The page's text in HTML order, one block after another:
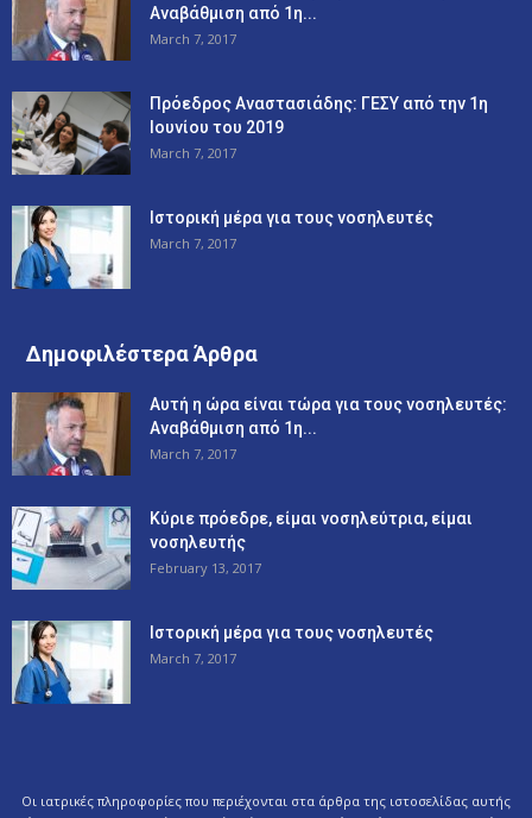
Αναβάθμιση από 1η...
March 7, 2017
Πρόεδρος Αναστασιάδης: ΓΕΣΥ από την 1η
Ιουνίου του 2019
March 7, 2017
Ιστορική μέρα για τους νοσηλευτές
March 7, 2017
Δημοφιλέστερα Άρθρα
Αυτή η ώρα είναι τώρα για τους νοσηλευτές:
Αναβάθμιση από 1η...
March 7, 2017
Κύριε πρόεδρε, είμαι νοσηλεύτρια, είμαι
νοσηλευτής
February 13, 2017
Ιστορική μέρα για τους νοσηλευτές
March 7, 2017
Οι ιατρικές πληροφορίες που περιέχονται στα άρθρα της ιστοσελίδας αυτής